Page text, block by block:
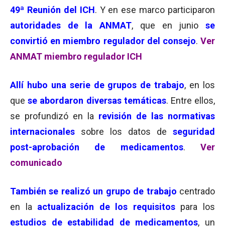
49ª Reunión del ICH. Y en ese marco participaron
autoridades de la ANMAT, que en junio se
convirtió en miembro regulador del consejo.Ver
ANMAT miembro regulador ICH
Allí hubo una serie de grupos de trabajo, en los
quese abordaron diversas temáticas. Entre ellos,
se profundizó en la revisión de las normativas
internacionales sobre los datos de seguridad
post-aprobación de medicamentos.Ver
comunicado
También se realizó un grupo de trabajo centrado
en la actualización de los requisitospara los
estudios de estabilidad de medicamentos, un